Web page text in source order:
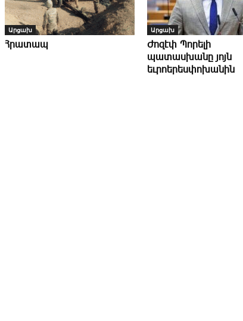
Արցախ
Հրատապ
Արցախ
Ժոզէփ Պորելի
պատասխանը յոյն
եւրոերեսփոխանին